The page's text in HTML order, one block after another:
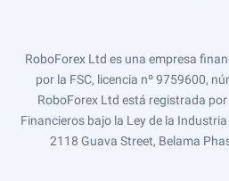
RoboForex Ltd es una empresa
por la FSC, licencia nº 9759600,
RoboForex Ltd está registrada
Financieros bajo la Ley de la
2118 Guava Street, Belama